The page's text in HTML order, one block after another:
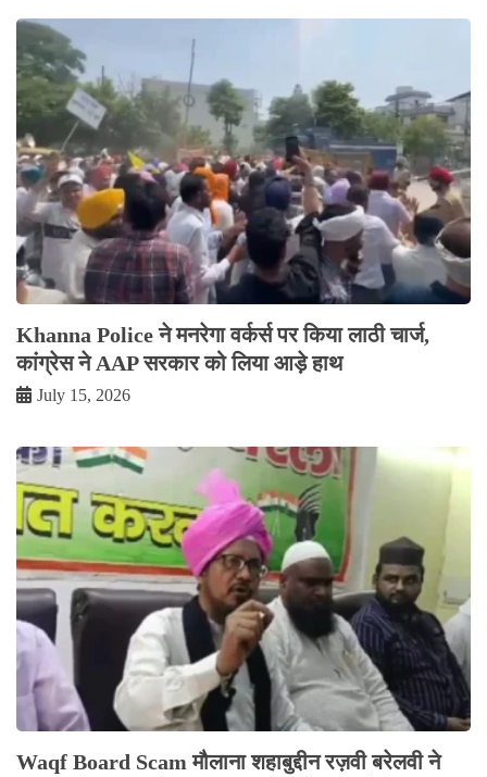
Khanna Police ने मनरेगा वर्कर्स पर किया लाठी चार्ज,
कांग्रेस ने AAP सरकार को लिया आड़े हाथ
July 15, 2026
Waqf Board Scam मौलाना शहाबुद्दीन रज़वी बरेलवी ने